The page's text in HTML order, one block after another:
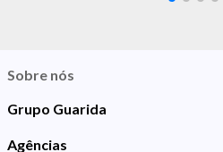
Sobre nós
Grupo Guarida
Agências